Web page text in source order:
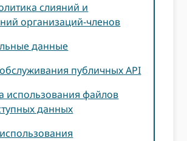
слияний и
организаций-членов
данные
публичных API
использования файлов
данных